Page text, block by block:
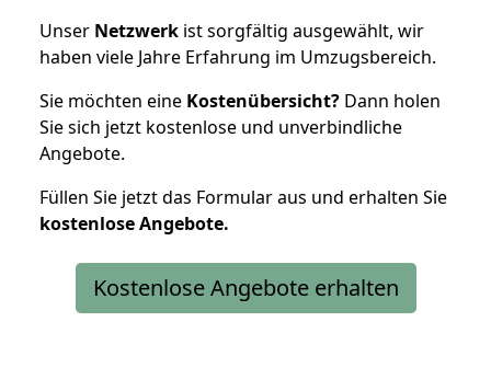
Unser Netzwerk ist sorgfältig ausgewählt, wir
haben viele Jahre Erfahrung im Umzugsbereich.
Sie möchten eine Kostenübersicht? Dann holen
Sie sich jetzt kostenlose und unverbindliche
Angebote.
Füllen Sie jetzt das Formular aus und erhalten Sie
kostenloseAngebote.
Kostenlose Angebote erhalten